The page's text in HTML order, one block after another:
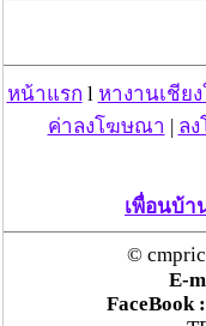
หน้าแรก l หางานเชีย
ค่าลงโฆษณา | ล
เพื่อนบ้า
©
E-
FaceBook :